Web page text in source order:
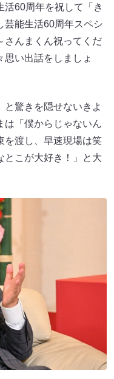
活60周年を祝して「き
能生活60周年スペシ
んまくん祝ってくだ
思い出話をしましょ
と驚きを隠せないきよ
は「僕からじゃないん
渡し、早速現場は笑
とこが大好き！」と大